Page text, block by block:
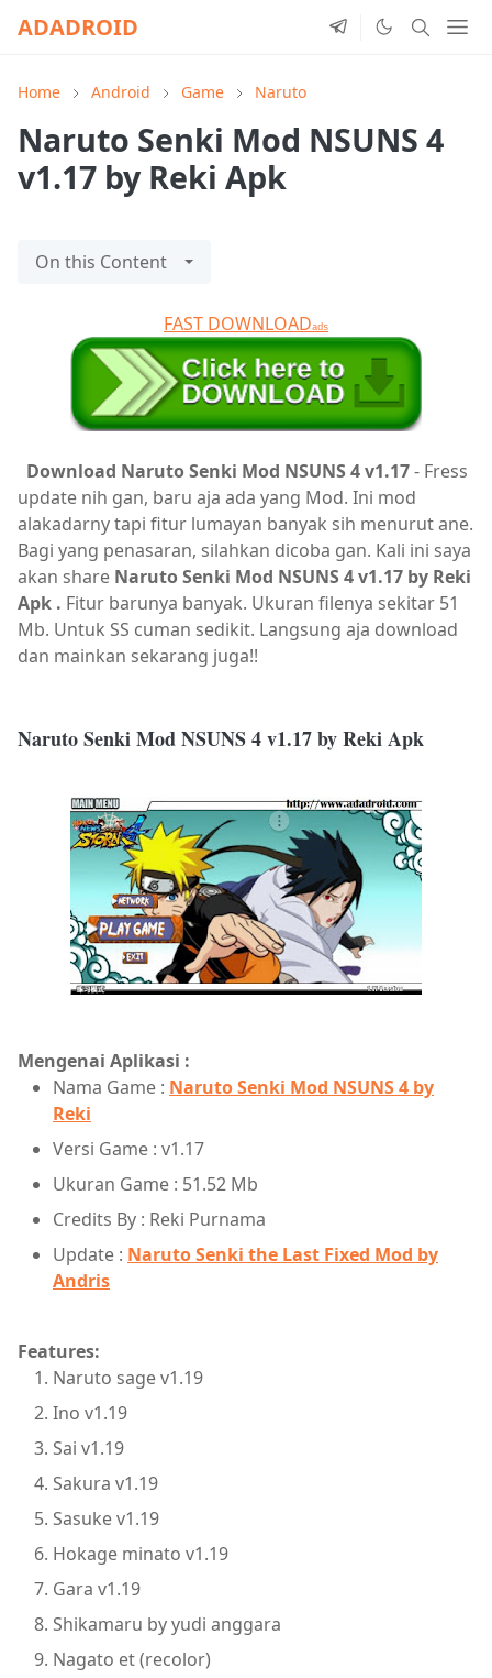
ADADROID
Home Android Game Naruto
Naruto Senki Mod NSUNS 4
v1.17 by Reki Apk
On this Content
FAST DOWNLOADads
Download Naruto Senki Mod NSUNS 4 v1.17- Fress
update nih gan, baru aja ada yang Mod. Ini mod
alakadarny tapi fitur lumayan banyak sih menurut ane.
Bagi yang penasaran, silahkan dicoba gan. Kali ini saya
akan share Naruto Senki Mod NSUNS 4 v1.17 by Reki
Apk . Fitur barunya banyak. Ukuran filenya sekitar 51
Mb. Untuk SS cuman sedikit. Langsung aja download
dan mainkan sekarang juga!!
Naruto Senki Mod NSUNS 4 v1.17 by Reki Apk
Mengenai Aplikasi :
Nama Game : Naruto Senki Mod NSUNS 4 by
Reki
Versi Game : v1.17
Ukuran Game : 51.52 Mb
Credits By : Reki Purnama
Update : Naruto Senki the Last Fixed Mod by
Andris
Features:
Naruto sage v1.19
Ino v1.19
Sai v1.19
Sakura v1.19
Sasuke v1.19
Hokage minato v1.19
Gara v1.19
Shikamaru by yudi anggara
Nagato et (recolor)